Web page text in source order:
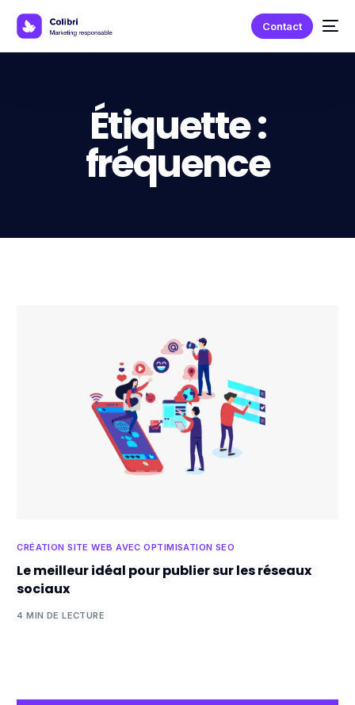
Contact
Étiquette :
fréquence
CRÉATION SITE WEB AVEC OPTIMISATION SEO
Le meilleur idéal pour publier sur les réseaux
sociaux
4 MIN DE LECTURE